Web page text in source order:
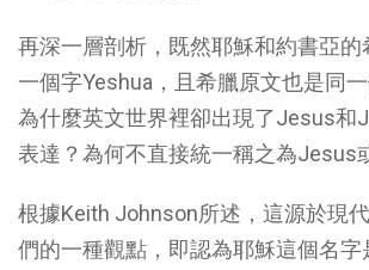
再深一層剖析，既然耶穌和約書亞的
一個字Yeshua，且希臘原文也是同
為什麼英文世界裡卻出現了Jesus和
表達？為何不直接統一稱之為Jesus
根據Keith Johnson所述，這源於現
們的一種觀點，即認為耶穌這個名字